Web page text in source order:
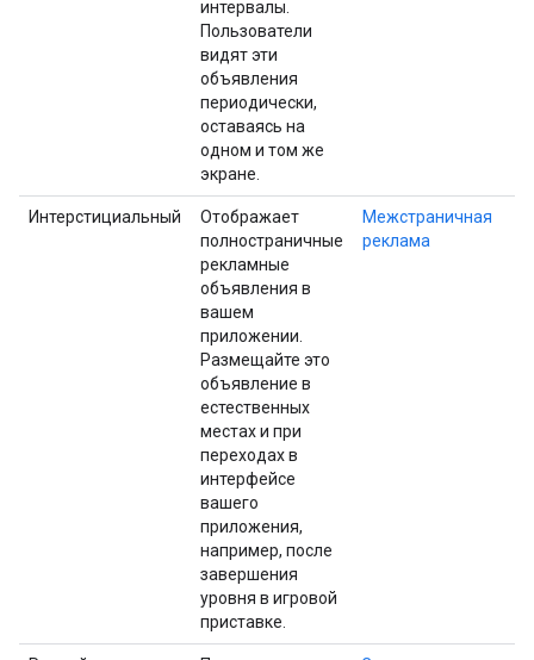
интервалы.
Пользователи
видят эти
объявления
периодически,
оставаясь на
одном и том же
экране.
Интерстициальный
Отображает
полностраничные
рекламные
объявления в
вашем
приложении.
Размещайте это
объявление в
естественных
местах и ​​при
переходах в
интерфейсе
вашего
приложения,
например, после
завершения
уровня в игровой
приставке.
Межстраничная
реклама